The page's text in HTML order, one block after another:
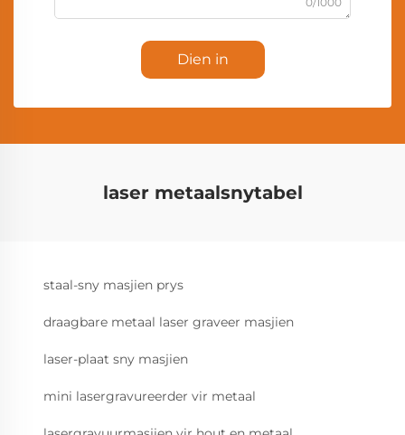
Dien in
laser metaalsnytabel
staal-sny masjien prys
draagbare metaal laser graveer masjien
laser-plaat sny masjien
mini lasergravureerder vir metaal